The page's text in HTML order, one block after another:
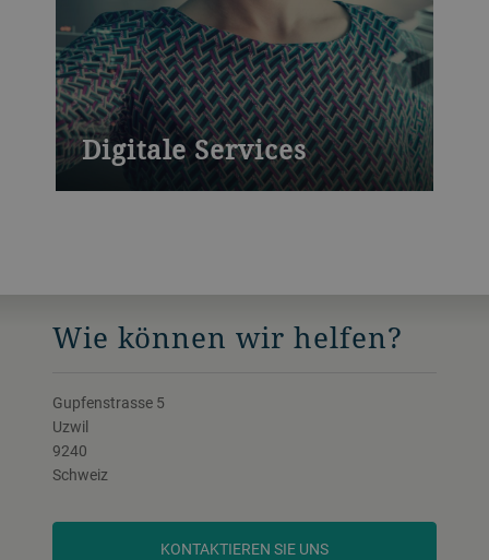
Digitale Services
Leistungsstarke Plattformen für mehr
Wie können wir helfen?
Gupfenstrasse 5
Uzwil
9240
Schweiz
KONTAKTIEREN SIE UNS